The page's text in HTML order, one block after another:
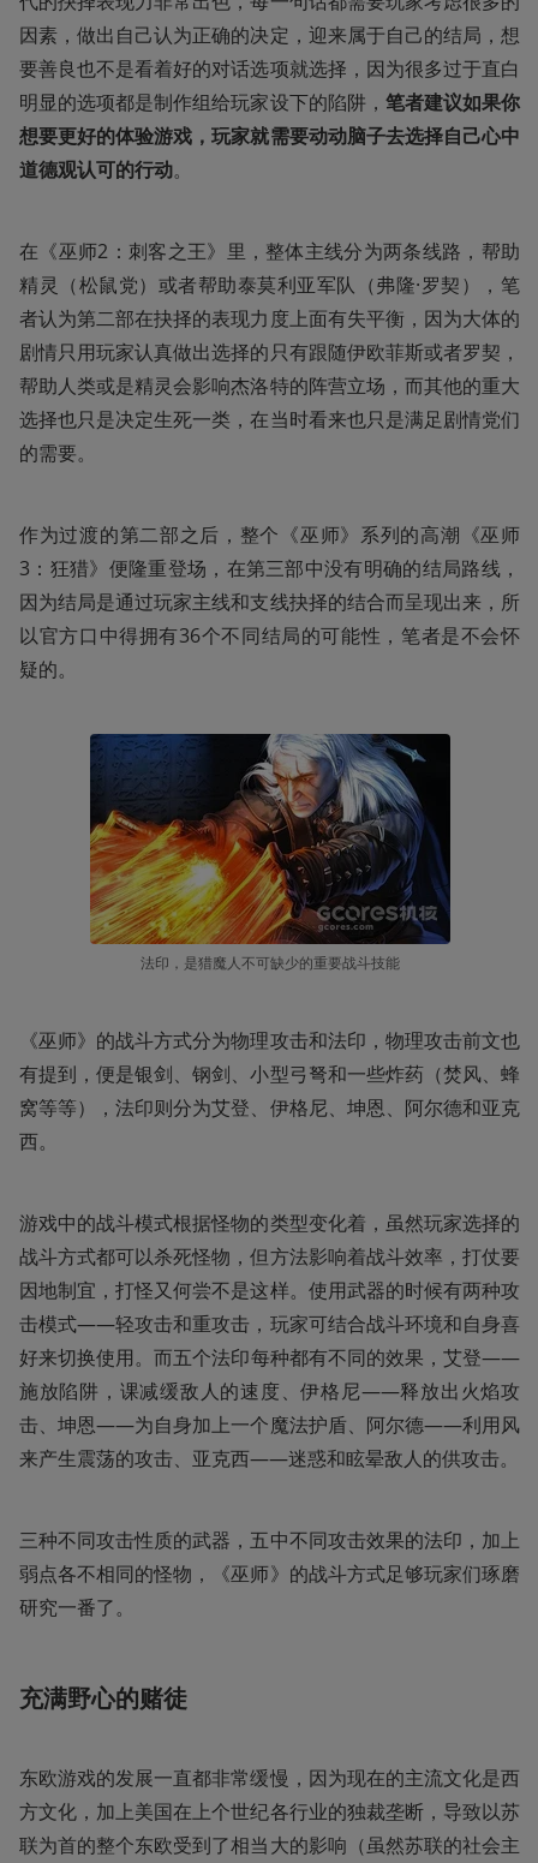
因素，做出自己认为正确的决定，迎来属于自己的结局，想
要善良也不是看着好的对话选项就选择，因为很多过于直白
明显的选项都是制作组给玩家设下的陷阱， 笔者建议如果你
想要更好的体验游戏，玩家就需要动动脑子去选择自己心中
道德观认可的行动。
在《巫师2：刺客之王》里，整体主线分为两条线路，帮助
精灵（松鼠党）或者帮助泰莫利亚军队（弗隆·罗契），笔
者认为第二部在抉择的表现力度上面有失平衡，因为大体的
剧情只用玩家认真做出选择的只有跟随伊欧菲斯或者罗契，
帮助人类或是精灵会影响杰洛特的阵营立场，而其他的重大
选择也只是决定生死一类，在当时看来也只是满足剧情党们
的需要。
作为过渡的第二部之后，整个《巫师》系列的高潮《巫师
3：狂猎》便隆重登场，在第三部中没有明确的结局路线，
因为结局是通过玩家主线和支线抉择的结合而呈现出来，所
以官方口中得拥有36个不同结局的可能性，笔者是不会怀
疑的。
法印，是猎魔人不可缺少的重要战斗技能
《巫师》的战斗方式分为物理攻击和法印，物理攻击前文也
有提到，便是银剑、钢剑、小型弓弩和一些炸药（焚风、蜂
窝等等），法印则分为艾登、伊格尼、坤恩、阿尔德和亚克
西。
游戏中的战斗模式根据怪物的类型变化着，虽然玩家选择的
战斗方式都可以杀死怪物，但方法影响着战斗效率，打仗要
因地制宜，打怪又何尝不是这样。使用武器的时候有两种攻
击模式——轻攻击和重攻击，玩家可结合战斗环境和自身喜
好来切换使用。而五个法印每种都有不同的效果，艾登——
施放陷阱，课减缓敌人的速度、伊格尼——释放出火焰攻
击、坤恩——为自身加上一个魔法护盾、阿尔德——利用风
来产生震荡的攻击、亚克西——迷惑和眩晕敌人的供攻击。
三种不同攻击性质的武器，五中不同攻击效果的法印，加上
弱点各不相同的怪物，《巫师》的战斗方式足够玩家们琢磨
研究一番了。​
充满野心的赌徒
东欧游戏的发展一直都非常缓慢，因为现在的主流文化是西
方文化，加上美国在上个世纪各行业的独裁垄断，导致以苏
联为首的整个东欧受到了相当大的影响（虽然苏联的社会主